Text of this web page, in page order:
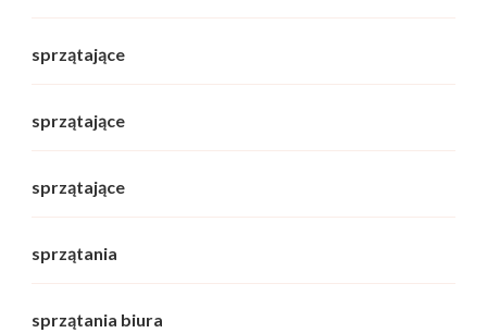
sprzątające
sprzątające
sprzątające
sprzątania
sprzątania biura